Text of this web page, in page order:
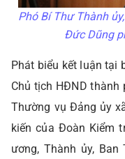
Phó Bí Thư Thành
Đức Dũng
Phát biểu kết luận tại
Chủ tịch HĐND thành
Thường vụ Đảng ủy
kiến của Đoàn Kiểm
ương, Thành ủy, Ban